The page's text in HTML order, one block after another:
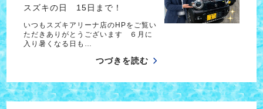
スズキの日 15日まで！
いつもスズキアリーナ店のHPをご覧い
ただきありがとうございます ６月に
入り暑くなる日も…
つづきを読む